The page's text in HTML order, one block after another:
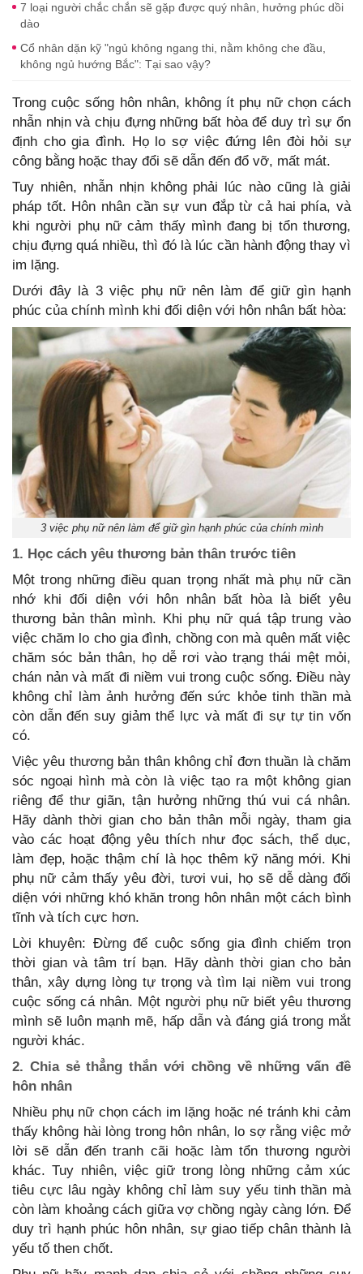
7 loại người chắc chắn sẽ gặp được quý nhân, hưởng phúc dồi
dào
Cổ nhân dặn kỹ "ngủ không ngang thi, nằm không che đầu,
không ngủ hướng Bắc": Tại sao vậy?
Trong cuộc sống hôn nhân, không ít phụ nữ chọn cách
nhẫn nhịn và chịu đựng những bất hòa để duy trì sự ổn
định cho gia đình. Họ lo sợ việc đứng lên đòi hỏi sự
công bằng hoặc thay đổi sẽ dẫn đến đổ vỡ, mất mát.
Tuy nhiên, nhẫn nhịn không phải lúc nào cũng là giải
pháp tốt. Hôn nhân cần sự vun đắp từ cả hai phía, và
khi người phụ nữ cảm thấy mình đang bị tổn thương,
chịu đựng quá nhiều, thì đó là lúc cần hành động thay vì
im lặng.
Dưới đây là 3 việc phụ nữ nên làm để giữ gìn hạnh
phúc của chính mình khi đối diện với hôn nhân bất hòa:
3 việc phụ nữ nên làm để giữ gìn hạnh phúc của chính mình
1. Học cách yêu thương bản thân trước tiên
Một trong những điều quan trọng nhất mà phụ nữ cần
nhớ khi đối diện với hôn nhân bất hòa là biết yêu
thương bản thân mình. Khi phụ nữ quá tập trung vào
việc chăm lo cho gia đình, chồng con mà quên mất việc
chăm sóc bản thân, họ dễ rơi vào trạng thái mệt mỏi,
chán nản và mất đi niềm vui trong cuộc sống. Điều này
không chỉ làm ảnh hưởng đến sức khỏe tinh thần mà
còn dẫn đến suy giảm thể lực và mất đi sự tự tin vốn
có.
Việc yêu thương bản thân không chỉ đơn thuần là chăm
sóc ngoại hình mà còn là việc tạo ra một không gian
riêng để thư giãn, tận hưởng những thú vui cá nhân.
Hãy dành thời gian cho bản thân mỗi ngày, tham gia
vào các hoạt động yêu thích như đọc sách, thể dục,
làm đẹp, hoặc thậm chí là học thêm kỹ năng mới. Khi
phụ nữ cảm thấy yêu đời, tươi vui, họ sẽ dễ dàng đối
diện với những khó khăn trong hôn nhân một cách bình
tĩnh và tích cực hơn.
Lời khuyên: Đừng để cuộc sống gia đình chiếm trọn
thời gian và tâm trí bạn. Hãy dành thời gian cho bản
thân, xây dựng lòng tự trọng và tìm lại niềm vui trong
cuộc sống cá nhân. Một người phụ nữ biết yêu thương
mình sẽ luôn mạnh mẽ, hấp dẫn và đáng giá trong mắt
người khác.
2. Chia sẻ thẳng thắn với chồng về những vấn đề
hôn nhân
Nhiều phụ nữ chọn cách im lặng hoặc né tránh khi cảm
thấy không hài lòng trong hôn nhân, lo sợ rằng việc mở
lời sẽ dẫn đến tranh cãi hoặc làm tổn thương người
khác. Tuy nhiên, việc giữ trong lòng những cảm xúc
tiêu cực lâu ngày không chỉ làm suy yếu tinh thần mà
còn làm khoảng cách giữa vợ chồng ngày càng lớn. Để
duy trì hạnh phúc hôn nhân, sự giao tiếp chân thành là
yếu tố then chốt.